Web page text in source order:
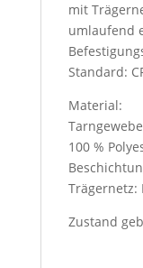
mit
umlaufend
Standard:
Material:
100 %
Trägernetz:
Zustand